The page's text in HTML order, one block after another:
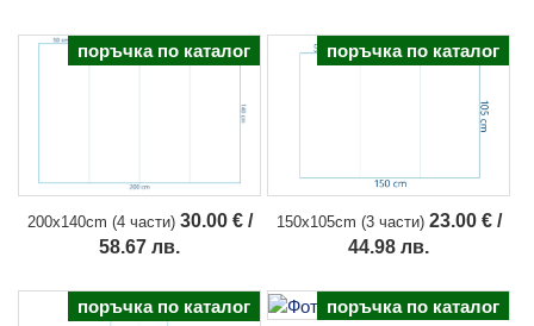
поръчка по каталог
200x140cm (4 части) 30.00 € /
58.67 лв.
поръчка по каталог
150x105cm (3 части) 23.00 € /
44.98 лв.
поръчка по каталог поръчка по каталог